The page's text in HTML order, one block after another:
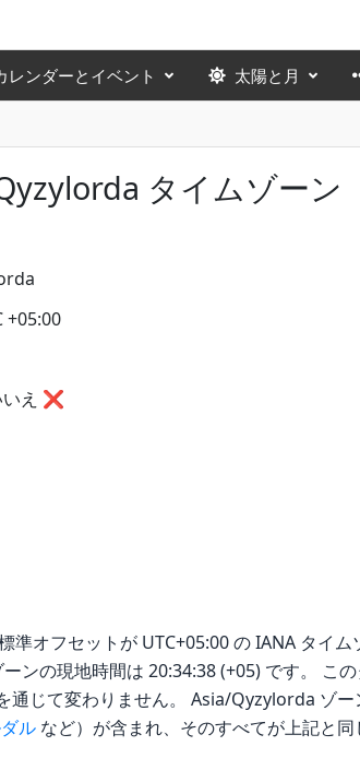
レンダーとイベント 太陽と月
タイムゾーン
+05:00
え ❌
オフセットが UTC+05:00 の IANA タイ
ンの現地時間は 20:34:38 (+05) です。 こ
通じて変わりません。 Asia/Qyzylorda ゾー
ル など）が含まれ、そのすべてが上記と同